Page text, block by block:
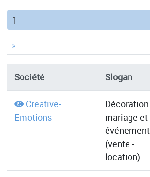
1
»
Société Slogan
Creative-
Emotions
Décoration
mariage et
événement
(vente -
location)